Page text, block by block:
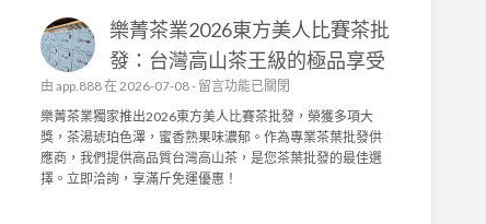
舒
適
耐
用
輕
鬆
拆
洗
抗
機
能
布
與
高
密
度
獲
2
0
2
6
台
灣
陳
樂菁茶業2026東方美人比賽茶批
發：台灣高山茶王級的極品享受
由 app.888在 2026-07-08 - 在
〈
樂
菁
茶
業
留言功能已關閉
樂菁茶業獨家推出2026東方美人比賽茶批發，榮獲多項大
獎，茶湯琥珀色澤，蜜香熟果味濃郁。作為專業茶葉批發供
應商，我們提供高品質台灣高山茶，是您茶葉批發的最佳選
擇。立即洽詢，享滿斤免運優惠！